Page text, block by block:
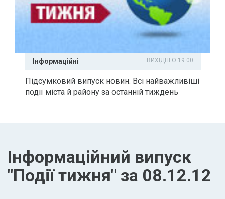
Інформаційні ВИХІДНІ О 19:00
Підсумковий випуск новин. Всі найважливіші
події міста й району за останній тиждень
Інформаційний випуск
"Події тижня" за 08.12.12